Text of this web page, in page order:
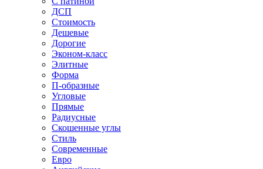
ДСП
Стоимость
Дешевые
Дорогие
Эконом-класс
Элитные
Форма
П-образные
Угловые
Прямые
Радиусные
Скошенные углы
Стиль
Современные
Евро